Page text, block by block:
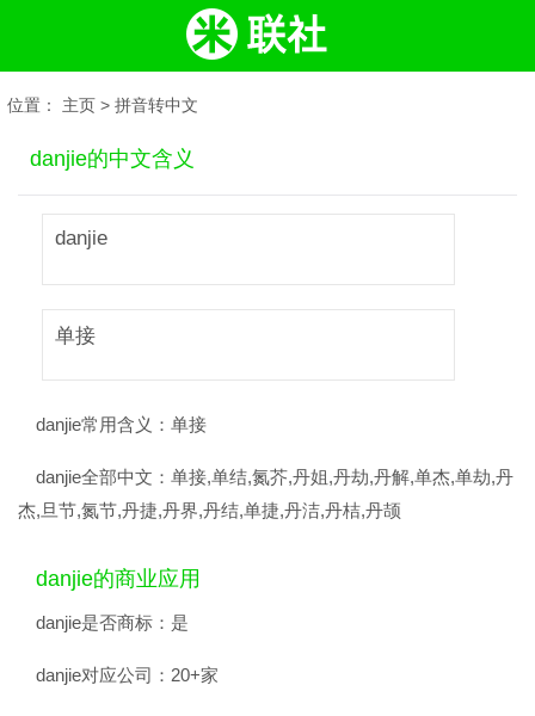
位置： 主页 > 拼音转中文
danjie的中文含义
danjie
单接
danjie常用含义： 单接
danjie全部中文： 单接,单结,氮芥,丹姐,丹劫,丹解,单杰,单劫,丹
杰,旦节,氮节,丹捷,丹界,丹结,单捷,丹洁,丹桔,丹颉
danjie的商业应用
danjie是否商标： 是
danjie对应公司： 20+家